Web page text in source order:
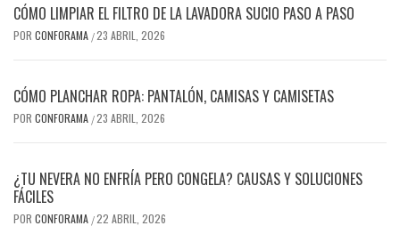
CÓMO LIMPIAR EL FILTRO DE LA LAVADORA SUCIO PASO A PASO
POR CONFORAMA /23 ABRIL, 2026
CÓMO PLANCHAR ROPA: PANTALÓN, CAMISAS Y CAMISETAS
POR CONFORAMA /23 ABRIL, 2026
¿TU NEVERA NO ENFRÍA PERO CONGELA? CAUSAS Y SOLUCIONES
FÁCILES
POR CONFORAMA /22 ABRIL, 2026